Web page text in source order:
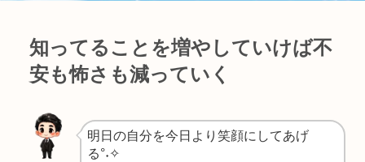
知ってることを増やしていけば不
安も怖さも減っていく
明日の自分を今日より笑顔にしてあげ
る°˖✧